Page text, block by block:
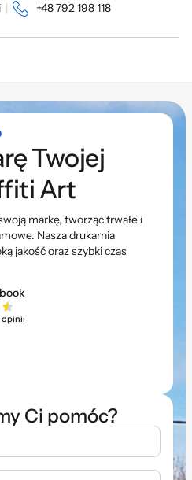
| +48 792 198 118
Twojej
Art
markę, tworząc trwałe i
Nasza drukarnia
jakość oraz szybki czas
opinii
Ci pomóc?